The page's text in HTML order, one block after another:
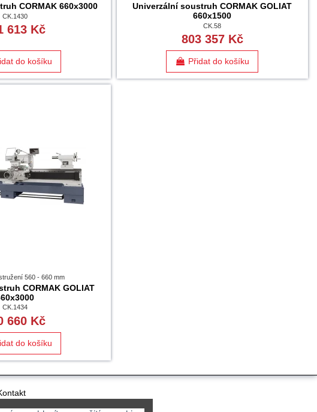
CORMAK 660x3000
CK.1430
613 Kč
do košíku
Univerzální soustruh CORMAK GOLIAT
660x1500
CK.58
803 357 Kč
Přidat do košíku
560 - 660 mm
CORMAK GOLIAT
CK.1434
660 Kč
do košíku